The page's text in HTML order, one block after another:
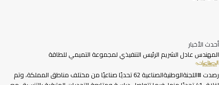
أحدث الأخبار
المهندس عادل الشريم الرئيس التنفيذي لمجموعة التميمي للطاقة